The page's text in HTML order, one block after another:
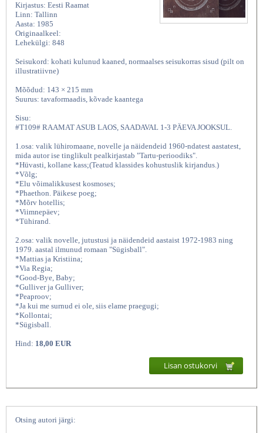
Valitud teosed I-II, Mati
Kirjastus: Eesti Raamat
Linn: Tallinn
Aasta: 1985
Originaalkeel:
Lehekülgi: 848
Seisukord: kohati kulunud kaaned, normaalses seisukorras sisud (pilt on
illustratiivne)
Mõõdud: 143 × 215 mm
Suurus: tavaformaadis, kõvade kaantega
Sisu:
#T109# RAAMAT ASUB LAOS, SAADAVAL 1-3 PÄEVA JOOKSUL.
1.osa: valik lühiromaane, novelle ja näidendeid 1960-ndatest aastatest,
mida autor ise tinglikult pealkirjastab "Tartu-perioodiks".
*Hüvasti, kollane kass;(Teatud klassides kohustuslik kirjandus.)
*Võlg;
*Elu võimalikkusest kosmoses;
*Phaethon. Päikese poeg;
*Mõrv hotellis;
*Viimnepäev;
*Tühirand.
2.osa: valik novelle, jutustusi ja näidendeid aastaist 1972-1983 ning
1979. aastal ilmunud romaan "Sügisball".
*Mattias ja Kristiina;
*Via Regia;
*Good-Bye, Baby;
*Gulliver ja Gulliver;
*Peaproov;
*Ja kui me surnud ei ole, siis elame praegugi;
*Kollontai;
*Sügisball.
Hind: 18,00 EUR
Lisan ostukorvi
Otsing autori järgi: